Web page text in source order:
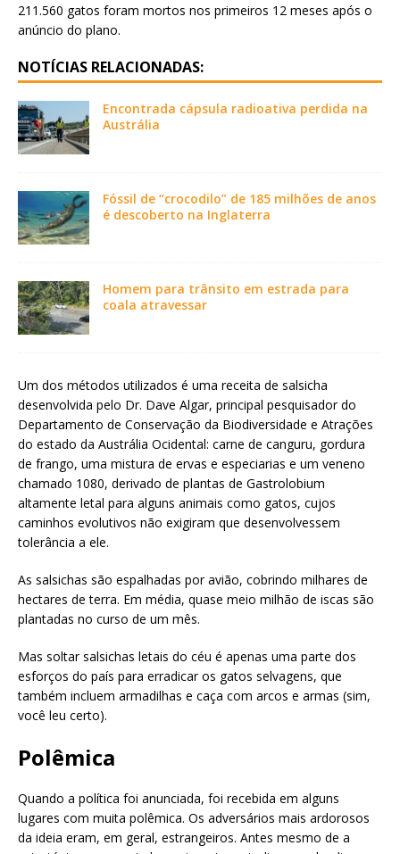
211.560 gatos foram mortos nos primeiros 12 meses após o
anúncio do plano.
NOTÍCIAS RELACIONADAS:
Encontrada cápsula radioativa perdida na
Austrália
Fóssil de “crocodilo” de 185 milhões de anos
é descoberto na Inglaterra
Homem para trânsito em estrada para
coala atravessar
Um dos métodos utilizados é uma receita de salsicha
desenvolvida pelo Dr. Dave Algar, principal pesquisador do
Departamento de Conservação da Biodiversidade e Atrações
do estado da Austrália Ocidental: carne de canguru, gordura
de frango, uma mistura de ervas e especiarias e um veneno
chamado 1080, derivado de plantas de Gastrolobium
altamente letal para alguns animais como gatos, cujos
caminhos evolutivos não exigiram que desenvolvessem
tolerância a ele.
As salsichas são espalhadas por avião, cobrindo milhares de
hectares de terra. Em média, quase meio milhão de iscas são
plantadas no curso de um mês.
Mas soltar salsichas letais do céu é apenas uma parte dos
esforços do país para erradicar os gatos selvagens, que
também incluem armadilhas e caça com arcos e armas (sim,
você leu certo).
Polêmica
Quando a política foi anunciada, foi recebida em alguns
lugares com muita polêmica. Os adversários mais ardorosos
da ideia eram, em geral, estrangeiros. Antes mesmo de a